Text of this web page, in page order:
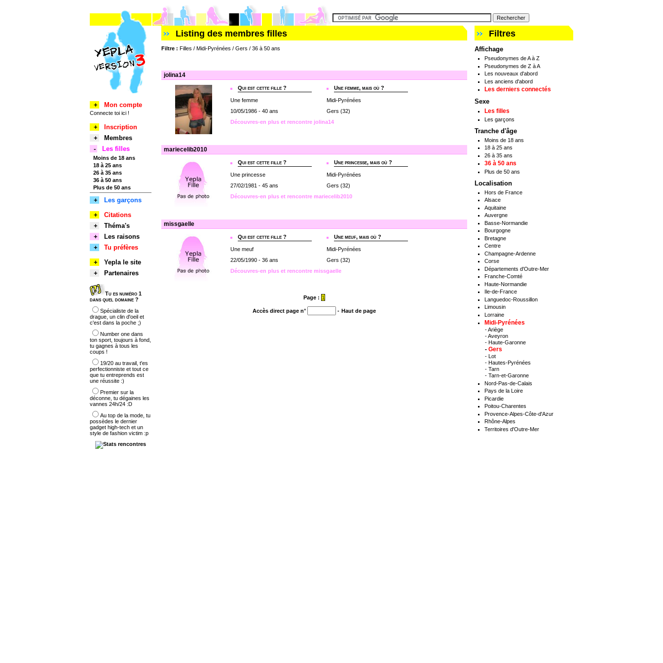
Listing des membres filles
Filtre : Filles / Midi-Pyrénées / Gers / 36 à 50 ans
jolina14
Qui est cette fille ?
Une femme
10/05/1986 - 40 ans
Une femme, mais où ?
Midi-Pyrénées
Gers (32)
Découvres-en plus et rencontre jolina14
mariecelib2010
Qui est cette fille ?
Une princesse
27/02/1981 - 45 ans
Une princesse, mais où ?
Midi-Pyrénées
Gers (32)
Découvres-en plus et rencontre mariecelib2010
missgaelle
Qui est cette fille ?
Une meuf
22/05/1990 - 36 ans
Une meuf, mais où ?
Midi-Pyrénées
Gers (32)
Découvres-en plus et rencontre missgaelle
Page : 1
Accès direct page n° - Haut de page
Filtres
Affichage
Pseudonymes de A à Z
Pseudonymes de Z à A
Les nouveaux d'abord
Les anciens d'abord
Les derniers connectés
Sexe
Les filles
Les garçons
Tranche d'âge
Moins de 18 ans
18 à 25 ans
26 à 35 ans
36 à 50 ans
Plus de 50 ans
Localisation
Hors de France
Alsace
Aquitaine
Auvergne
Basse-Normandie
Bourgogne
Bretagne
Centre
Champagne-Ardenne
Corse
Départements d'Outre-Mer
Franche-Comté
Haute-Normandie
Ile-de-France
Languedoc-Roussillon
Limousin
Lorraine
Midi-Pyrénées
-Ariège
-Aveyron
- Haute-Garonne
- Gers
- Lot
- Hautes-Pyrénées
- Tarn
- Tarn-et-Garonne
Nord-Pas-de-Calais
Pays de la Loire
Picardie
Poitou-Charentes
Provence-Alpes-Côte-d'Azur
Rhône-Alpes
Territoires d'Outre-Mer
+ Mon compte
Connecte toi ici !
+
Inscription
+
Membres
-
Les filles
Moins de 18 ans
18 à 25 ans
26 à 35 ans
36 à 50 ans
Plus de 50 ans
+
Les garçons
+
Citations
+
Théma's
+
Les raisons
+
Tu préfères
+
Yepla le site
+
Partenaires
Tu es numéro 1
dans quel domaine ?
Spécialiste de la
drague, un clin d'oeil et
c'est dans la poche ;)
Number one dans
ton sport, toujours à fond,
tu gagnes à tous les
coups !
19/20 au travail, t'es
perfectionniste et tout ce
que tu entreprends est
une réussite :)
Premier sur la
déconne, tu dégaines les
vannes 24h/24 :D
Au top de la mode, tu
possèdes le dernier
gadget high-tech et un
style de fashion victim :p